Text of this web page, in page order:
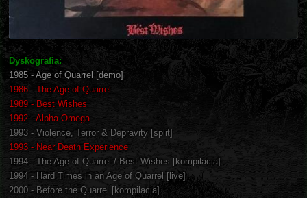
Dyskografia:
1985 - Age of Quarrel [demo]
1986 - The Age of Quarrel
1989 - Best Wishes
1992 - Alpha Omega
1993 - Violence, Terror & Depravity [split]
1993 - Near Death Experience
1994 - The Age of Quarrel / Best Wishes [kompilacja]
1994 - Hard Times in an Age of Quarrel [live]
2000 - Before the Quarrel [kompilacja]